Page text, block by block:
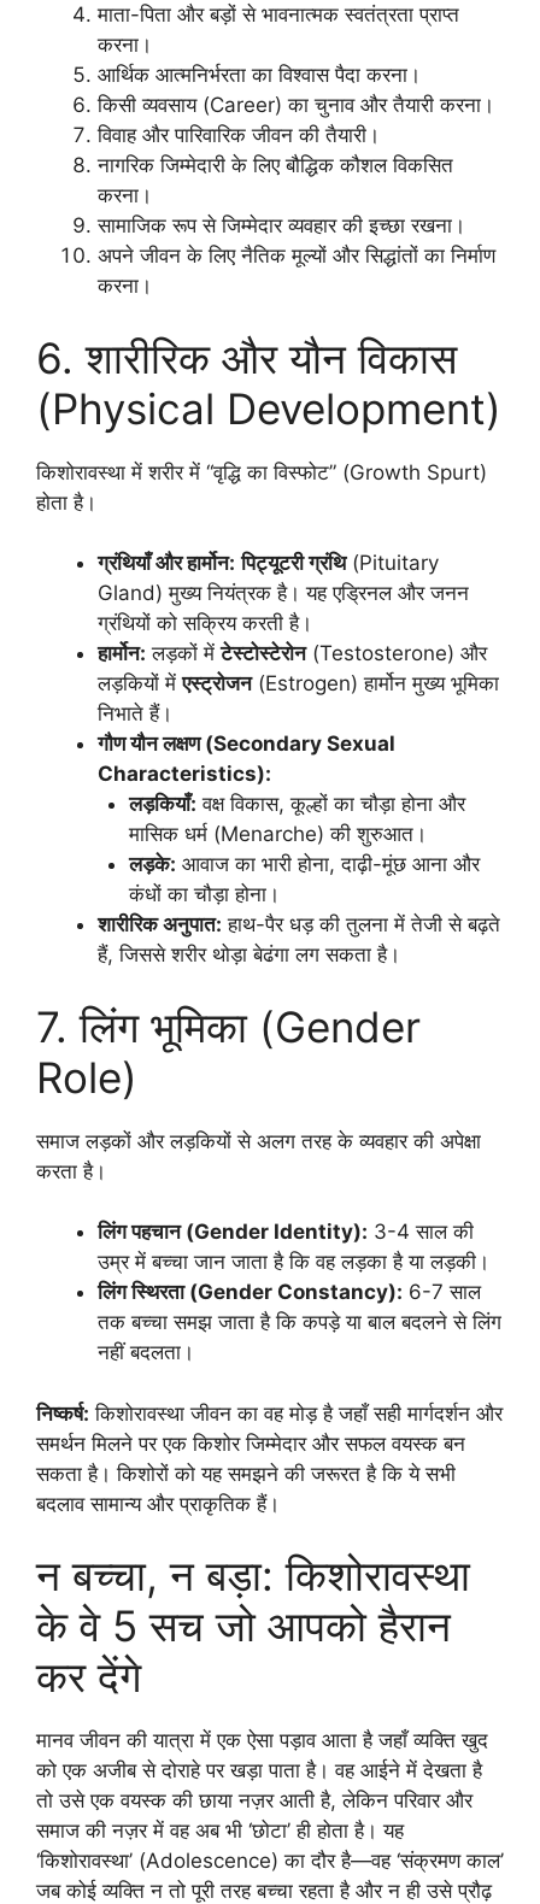
माता-पिता और बड़ों से भावनात्मक स्वतंत्रता प्राप्त
करना।
आर्थिक आत्मनिर्भरता का विश्वास पैदा करना।
किसी व्यवसाय (Career) का चुनाव और तैयारी करना।
विवाह और पारिवारिक जीवन की तैयारी।
नागरिक जिम्मेदारी के लिए बौद्धिक कौशल विकसित
करना।
सामाजिक रूप से जिम्मेदार व्यवहार की इच्छा रखना।
अपने जीवन के लिए नैतिक मूल्यों और सिद्धांतों का निर्माण
करना।
6. शारीरिक और यौन विकास
(Physical Development)
किशोरावस्था में शरीर में “वृद्धि का विस्फोट” (Growth Spurt)
होता है।
ग्रंथियाँ और हार्मोन: पिट्यूटरी ग्रंथि(Pituitary
Gland) मुख्य नियंत्रक है। यह एड्रिनल और जनन
ग्रंथियों को सक्रिय करती है।
हार्मोन: लड़कों मेंटेस्टोस्टेरोन(Testosterone) और
लड़कियों मेंएस्ट्रोजन(Estrogen) हार्मोन मुख्य भूमिका
निभाते हैं।
गौण यौन लक्षण (Secondary Sexual
Characteristics):
लड़कियाँ: वक्ष विकास, कूल्हों का चौड़ा होना और
मासिक धर्म (Menarche) की शुरुआत।
लड़के: आवाज का भारी होना, दाढ़ी-मूंछ आना और
कंधों का चौड़ा होना।
शारीरिक अनुपात: हाथ-पैर धड़ की तुलना में तेजी से बढ़ते
हैं, जिससे शरीर थोड़ा बेढंगा लग सकता है।
7. लिंग भूमिका (Gender
Role)
समाज लड़कों और लड़कियों से अलग तरह के व्यवहार की अपेक्षा
करता है।
लिंग पहचान (Gender Identity): 3-4 साल की
उम्र में बच्चा जान जाता है कि वह लड़का है या लड़की।
लिंग स्थिरता (Gender Constancy): 6-7 साल
तक बच्चा समझ जाता है कि कपड़े या बाल बदलने से लिंग
नहीं बदलता।
निष्कर्ष: किशोरावस्था जीवन का वह मोड़ है जहाँ सही मार्गदर्शन और
समर्थन मिलने पर एक किशोर जिम्मेदार और सफल वयस्क बन
सकता है। किशोरों को यह समझने की जरूरत है कि ये सभी
बदलाव सामान्य और प्राकृतिक हैं।
न बच्चा, न बड़ा: किशोरावस्था
के वे 5 सच जो आपको हैरान
कर देंगे
मानव जीवन की यात्रा में एक ऐसा पड़ाव आता है जहाँ व्यक्ति खुद
को एक अजीब से दोराहे पर खड़ा पाता है। वह आईने में देखता है
तो उसे एक वयस्क की छाया नज़र आती है, लेकिन परिवार और
समाज की नज़र में वह अब भी ‘छोटा’ ही होता है। यह
‘किशोरावस्था’ (Adolescence) का दौर है—वह ‘संक्रमण काल’
जब कोई व्यक्ति न तो पूरी तरह बच्चा रहता है और न ही उसे प्रौढ़